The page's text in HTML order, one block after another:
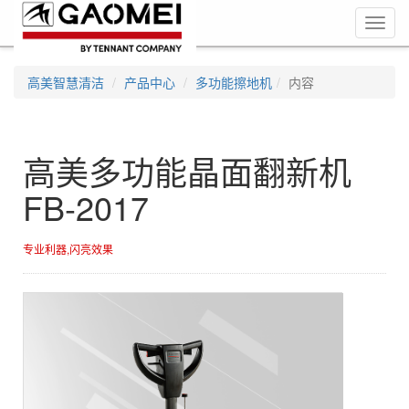
高美智慧清洁 产品中心 多功能擦地机 内容
高美多功能晶面翻新机
FB-2017
专业利器,闪亮效果